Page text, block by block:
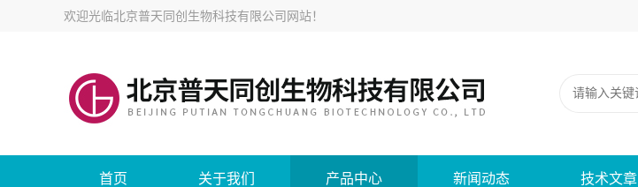
欢迎光临北京普天同创生物科技有限公司网站！
首页 关于我们 产品中心 新闻动态 技术文章